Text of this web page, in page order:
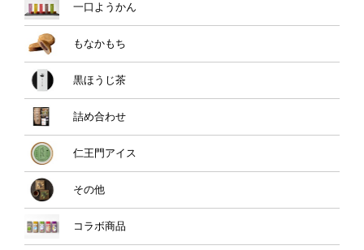
一口ようかん
もなかもち
黒ほうじ茶
詰め合わせ
仁王門アイス
その他
コラボ商品